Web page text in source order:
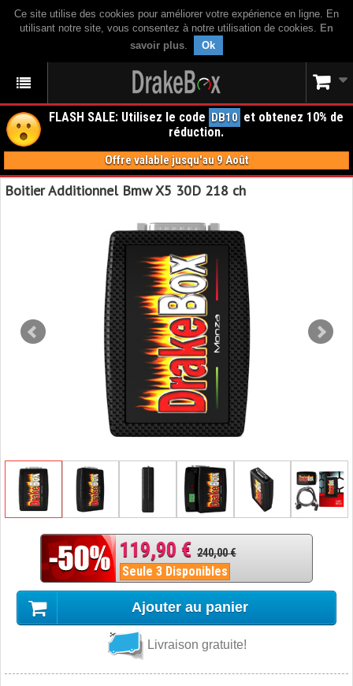
Ce site utilise des cookies pour améliorer votre expérience en ligne. En
utilisant notre site, vous consentez à notre utilisation de cookies. En
savoir plus. Ok
FLASH SALE: Utilisez le code DB10 et obtenez 10% de
réduction.
Offre valable jusqu'au 9 Août
Boitier Additionnel Bmw X5 30D 218 ch
119,90 € 240,00 €
Seule 3 Disponibles
Ajouter au panier
Livraison gratuite!